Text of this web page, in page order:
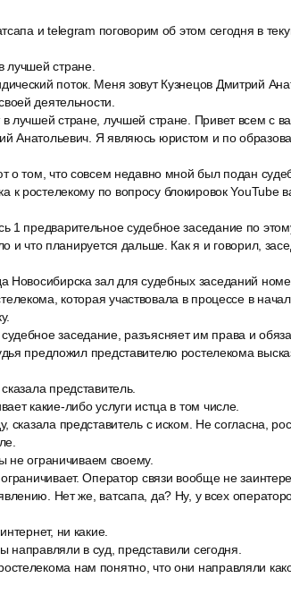
и telegram поговорим об этом сегодня в
лучшей стране.
поток. Меня зовут Кузнецов Дмитрий
деятельности.
лучшей стране, лучшей стране. Привет всем с
Анатольевич. Я являюсь юристом и по
о том, что совсем недавно мной был подан
к ростелекому по вопросу блокировок YouTube
1 предварительное судебное заседание по
и что планируется дальше. Как я и говорил,
Новосибирска зал для судебных заседаний
которая участвовала в процессе в
заседание, разъясняет им права и
предложил представителю ростелекома
представитель.
какие-либо услуги истца в том числе.
сказала представитель с иском. Не согласна,
не ограничиваем своему.
Оператор связи вообще не
Нет же, ватсапа, да? Ну, у всех
ни какие.
направляли в суд, представили сегодня.
нам понятно, что они направляли